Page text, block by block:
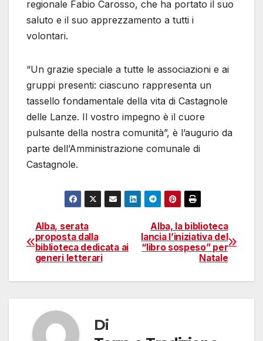
regionale Fabio Carosso, che ha portato il suo
saluto e il suo apprezzamento a tutti i
volontari.
“Un grazie speciale a tutte le associazioni e ai
gruppi presenti: ciascuno rappresenta un
tassello fondamentale della vita di Castagnole
delle Lanze. Il vostro impegno è il cuore
pulsante della nostra comunità”, è l’augurio da
parte dell’Amministrazione comunale di
Castagnole.
Navigazione
articoli
Alba, la biblioteca
lancia l’iniziativa del
“libro sospeso” per
Natale
Alba, serata
proposta dalla
biblioteca dedicata ai
generi letterari
Di